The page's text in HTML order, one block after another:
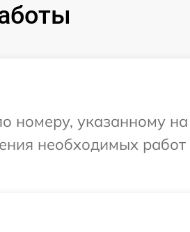
указанному на
необходимых